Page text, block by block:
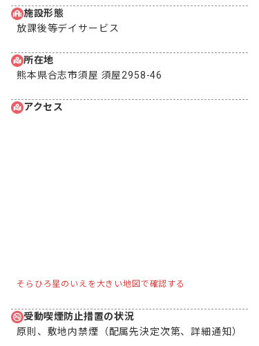
施設形態
放課後等デイサービス
所在地
熊本県合志市須屋 須屋2958-46
アクセス
そらひろ星のいえを大きい地図で確認する
受動喫煙防止措置の状況
原則、敷地内禁煙（配属先決定次第、詳細通知）